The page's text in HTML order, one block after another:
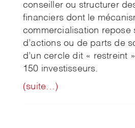
conseiller ou structurer
financiers dont le
commercialisation repose
d’actions ou de parts de
d’un cercle dit « restreint
150 investisseurs.
(suite…)